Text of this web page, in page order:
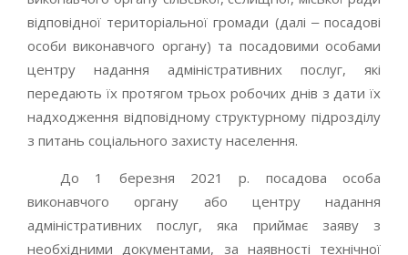
відповідної територіальної громади (далі ‒ посадові
особи виконавчого органу) та посадовими особами
центру надання адміністративних послуг, які
передають їх протягом трьох робочих днів з дати їх
надходження відповідному структурному підрозділу
з питань соціального захисту населення.
До 1 березня 2021 р. посадова особа
виконавчого органу або центру надання
адміністративних послуг, яка приймає заяву з
необхідними документами, за наявності технічної